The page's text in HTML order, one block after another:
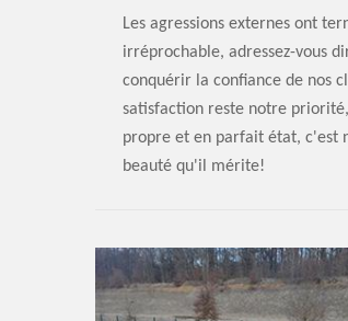
Les agressions externes ont
irréprochable, adressez-vous
conquérir la confiance de nos
satisfaction reste notre
propre et en parfait état, c'est
beauté qu'il mérite!